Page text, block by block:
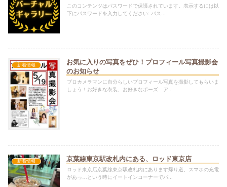
このコンテンツはパスワードで保護されています。表示するには以
下にパスワードを入力してください: パス...
新着情報
お気に入りの写真をぜひ！プロフィール写真撮影会
のお知らせ
プロカメラマンに自分らしいプロフィール写真を撮影してもらいま
しょう！お好きな衣装、お好きなポーズ ア...
新着情報 京葉線東京駅改札内にある、ロッド東京店
ロッド東京店京葉線東京駅改札内にあります帰り道、スマホの充電
があっ…という時にイートインコーナーでパ...